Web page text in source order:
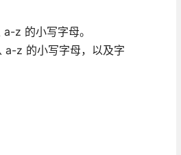
z 的小写字母。
a-z 的小写字母，以及字